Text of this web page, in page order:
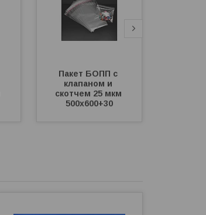
Пакет БОПП с
клапаном и
скотчем 25 мкм
500х600+30